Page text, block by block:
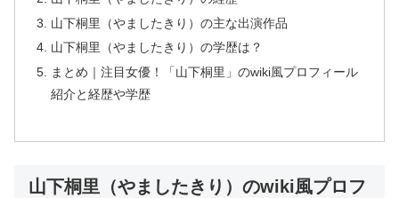
山下桐里（やましたきり）の主な出演作品
山下桐里（やましたきり）の学歴は？
まとめ｜注目女優！「山下桐里」のwiki風プロフィール
紹介と経歴や学歴
山下桐里（やましたきり）のwiki風プロフ